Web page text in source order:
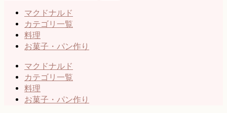
マクドナルド
カテゴリ一覧
料理
お菓子・パン作り
マクドナルド
カテゴリ一覧
料理
お菓子・パン作り